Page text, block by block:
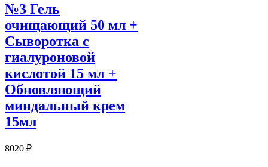
№3 Гель
очищающий 50 мл +
Сыворотка с
гиалуроновой
кислотой 15 мл +
Обновляющий
миндальный крем
15мл
8020 ₽